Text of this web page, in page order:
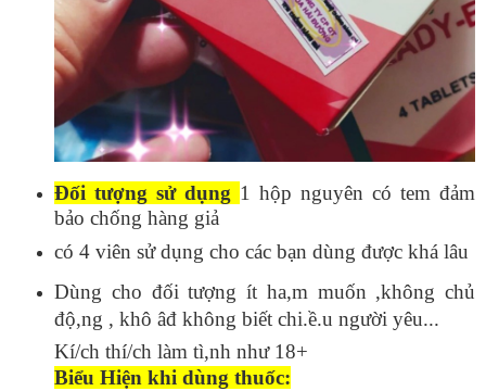
Đối tượng sử dụng 1 hộp nguyên có tem đảm
bảo chống hàng giả
có 4 viên sử dụng cho các bạn dùng được khá lâu
Dùng cho đối tượng ít ha,m muốn ,không chủ
độ,ng , khô âđ không biết chi.ề.u người yêu...
Kí/ch thí/ch làm tì,nh như 18+
Biểu Hiện khi dùng thuốc: